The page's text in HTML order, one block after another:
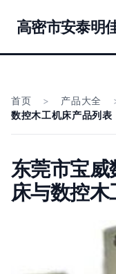
高密市安泰明
首页 > 产品大全
数控木工机床产品列表
东莞市宝
床与数控